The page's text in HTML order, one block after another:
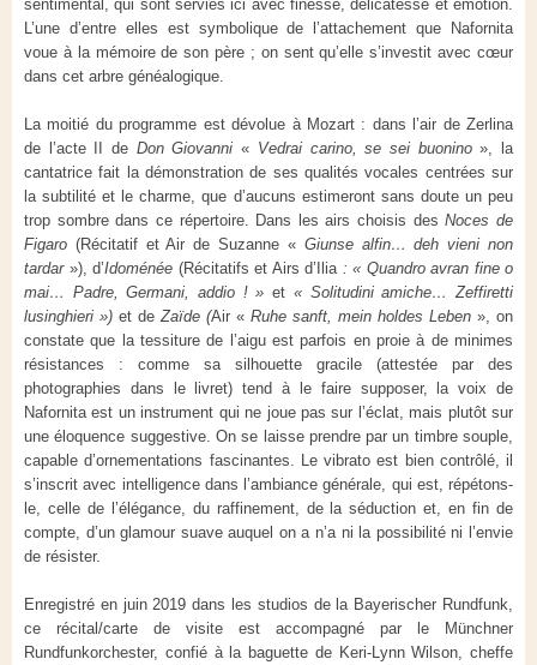
sentimental, qui sont servies ici avec finesse, délicatesse et émotion.
L’une d’entre elles est symbolique de l’attachement que Nafornita
voue à la mémoire de son père ; on sent qu’elle s’investit avec cœur
dans cet arbre généalogique.
La moitié du programme est dévolue à Mozart : dans l’air de Zerlina
de l’acte II de Don Giovanni « Vedrai carino, se sei buonino», la
cantatrice fait la démonstration de ses qualités vocales centrées sur
la subtilité et le charme, que d’aucuns estimeront sans doute un peu
trop sombre dans ce répertoire. Dans les airs choisis desNoces de
Figaro (Récitatif et Air de Suzanne « Giunse alfin… deh vieni non
tardar»), d’Idoménée (Récitatifs et Airs d’Ilia : « Quandro avran fine o
mai… Padre, Germani, addio ! »et « Solitudini amiche… Zeffiretti
lusinghieri ») et de Zaïde (Air « Ruhe sanft, mein holdes Leben », on
constate que la tessiture de l’aigu est parfois en proie à de minimes
résistances : comme sa silhouette gracile (attestée par des
photographies dans le livret) tend à le faire supposer, la voix de
Nafornita est un instrument qui ne joue pas sur l’éclat, mais plutôt sur
une éloquence suggestive. On se laisse prendre par un timbre souple,
capable d’ornementations fascinantes. Le vibrato est bien contrôlé, il
s’inscrit avec intelligence dans l’ambiance générale, qui est, répétons-
le, celle de l’élégance, du raffinement, de la séduction et, en fin de
compte, d’un glamour suave auquel on a n’a ni la possibilité ni l’envie
de résister.
Enregistré en juin 2019 dans les studios de la Bayerischer Rundfunk,
ce récital/carte de visite est accompagné par le
Münchner
Rundfunkorchester, confié à la baguette de Keri-Lynn Wilson, cheffe